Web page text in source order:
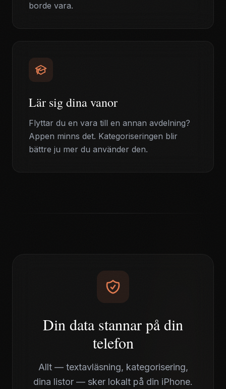
borde vara.
Lär sig dina vanor
Flyttar du en vara till en annan avdelning?
Appen minns det. Kategoriseringen blir
bättre ju mer du använder den.
Din data stannar på din
telefon
Allt — textavläsning, kategorisering,
dina listor — sker lokalt på din iPhone.